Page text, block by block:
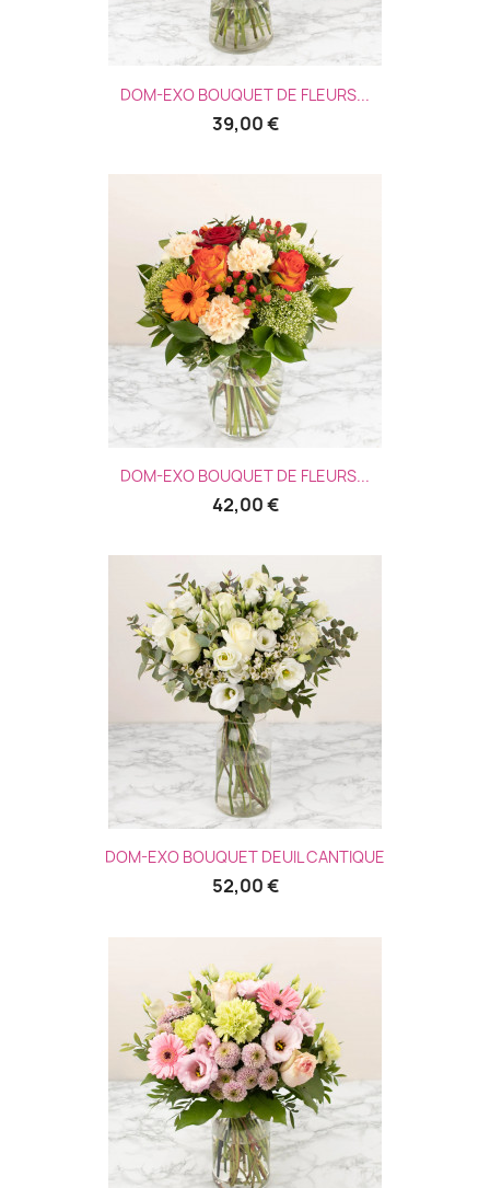
DOM-EXO BOUQUET DE FLEURS...
39,00 €
DOM-EXO BOUQUET DE FLEURS...
42,00 €
DOM-EXO BOUQUET DEUIL CANTIQUE
52,00 €